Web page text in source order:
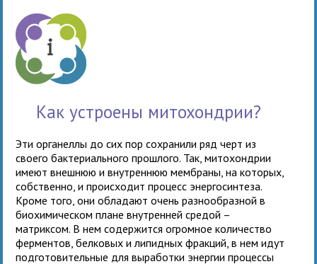
Как устроены митохондрии?
Эти органеллы до сих пор сохранили ряд черт из
своего бактериального прошлого. Так, митохондрии
имеют внешнюю и внутреннюю мембраны, на которых,
собственно, и происходит процесс энергосинтеза.
Кроме того, они обладают очень разнообразной в
биохимическом плане внутренней средой –
матриксом. В нем содержится огромное количество
ферментов, белковых и липидных фракций, в нем идут
подготовительные для выработки энергии процессы